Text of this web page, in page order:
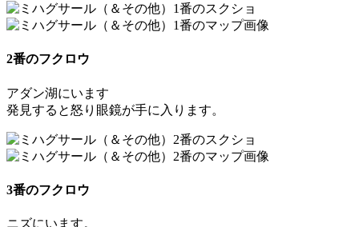
2番のフクロウ
アダン湖にいます
発見すると怒り眼鏡が手に入ります。
3番のフクロウ
ニズにいます。